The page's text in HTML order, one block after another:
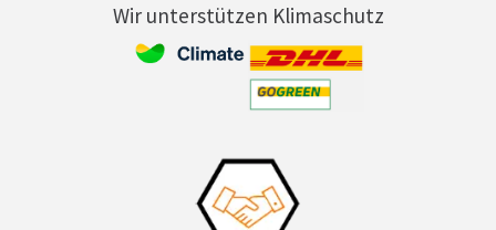
Wir unterstützen Klimaschutz